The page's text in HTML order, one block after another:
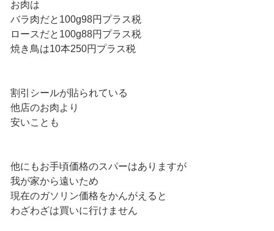
お肉は
バラ肉だと100g98円プラス税
ロースだと100g88円プラス税
焼き鳥は10本250円プラス税
割引シールが貼られている
他店のお肉より
安いことも
他にもお手頃価格のスパーはありますが
我が家から遠いため
現在のガソリン価格をかんがえると
わざわざは買いに行けません